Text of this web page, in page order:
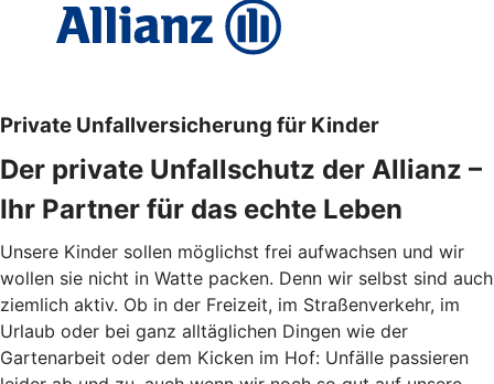
Private Unfallversicherung für Kinder
Der private Unfallschutz der Allianz –
Ihr Partner für das echte Leben
Unsere Kinder sollen möglichst frei aufwachsen und wir
wollen sie nicht in Watte packen. Denn wir selbst sind auch
ziemlich aktiv. Ob in der Freizeit, im Straßenverkehr, im
Urlaub oder bei ganz alltäglichen Dingen wie der
Gartenarbeit oder dem Kicken im Hof: Unfälle passieren